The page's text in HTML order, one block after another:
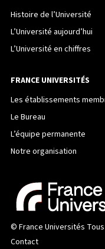
Histoire de l’Université
L’Université aujourd’hui
L’Université en chiffres
FRANCE UNIVERSITÉS
Les établissements
Le Bureau
L’équipe permanente
Notre organisation
© France Universités
Contact